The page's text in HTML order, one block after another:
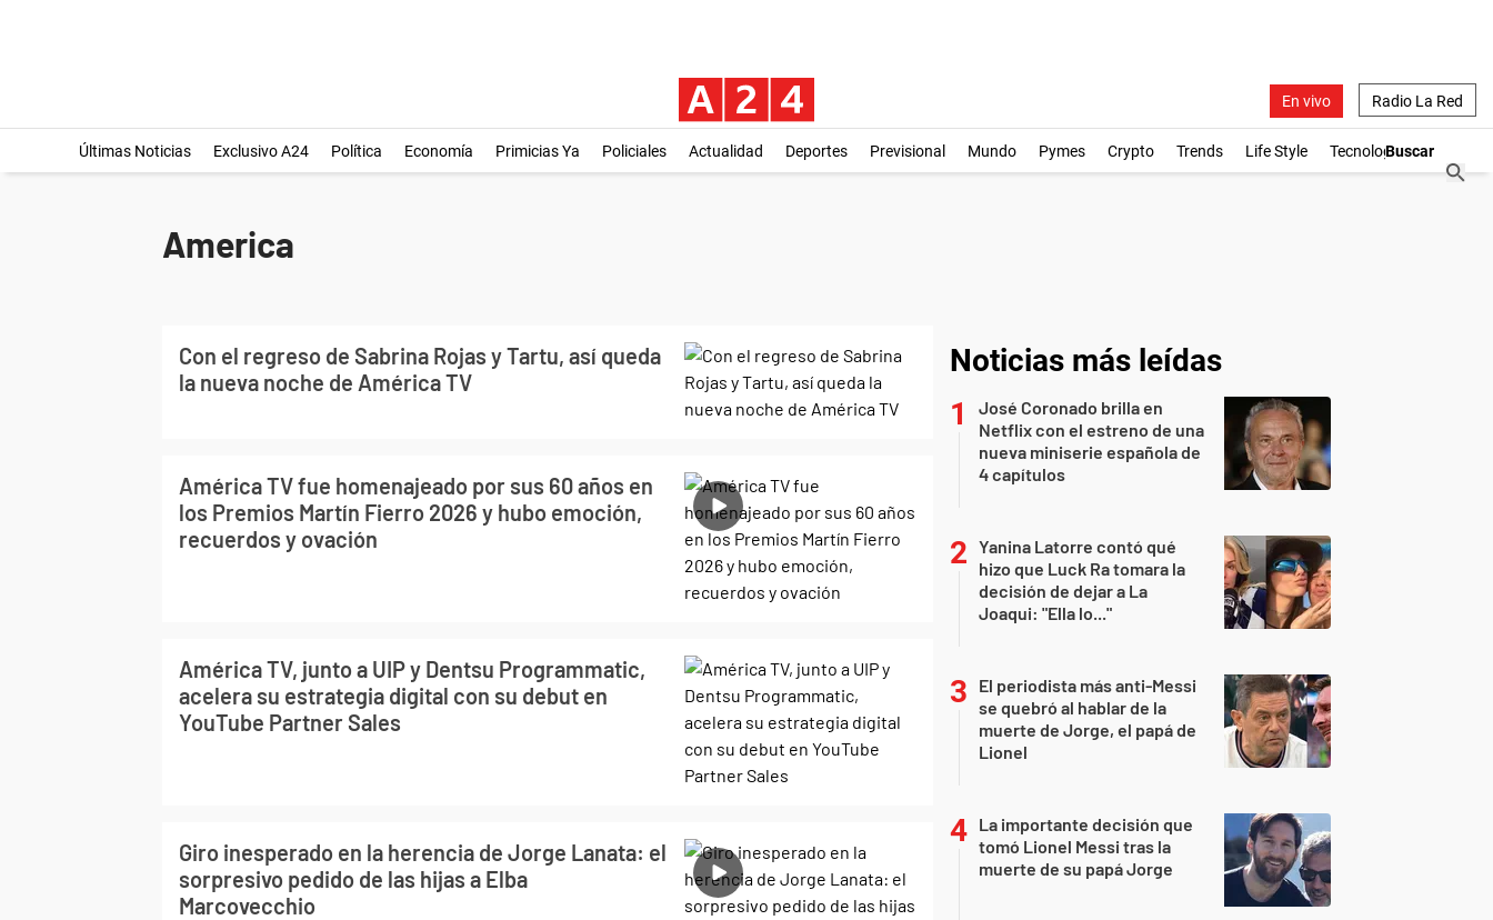
En vivo Radio La Red
Últimas Noticias Exclusivo A24 Política Economía Primicias Ya Policiales Actualidad Deportes Previsional Mundo Pymes Crypto Trends Life Style Tecnología
America
Con el regreso de Sabrina Rojas y Tartu, así queda
la nueva noche de América TV
América TV fue homenajeado por sus 60 años en
los Premios Martín Fierro 2026 y hubo emoción,
recuerdos y ovación
América TV, junto a UIP y Dentsu Programmatic,
acelera su estrategia digital con su debut en
YouTube Partner Sales
Giro inesperado en la herencia de Jorge Lanata: el
sorpresivo pedido de las hijas a Elba
Marcovecchio
Noticias más leídas
José Coronado brilla en
Netflix con el estreno de una
nueva miniserie española de
4 capítulos
Yanina Latorre contó qué
hizo que Luck Ra tomara la
decisión de dejar a La
Joaqui: "Ella lo..."
El periodista más anti-Messi
se quebró al hablar de la
muerte de Jorge, el papá de
Lionel
La importante decisión que
tomó Lionel Messi tras la
muerte de su papá Jorge